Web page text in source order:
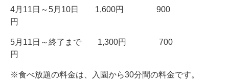
4月11日～5月10日 1,600円 900
円
5月11日～終了まで 1,300円 700
円
※食べ放題の料金は、入園から30分間の料金です。